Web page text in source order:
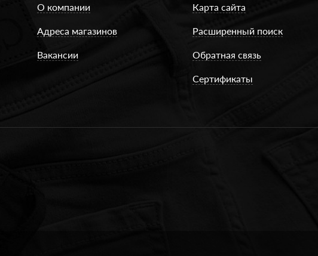
О компании
Адреса магазинов
Вакансии
Карта сайта
Расширенный поиск
Обратная связь
Сертификаты